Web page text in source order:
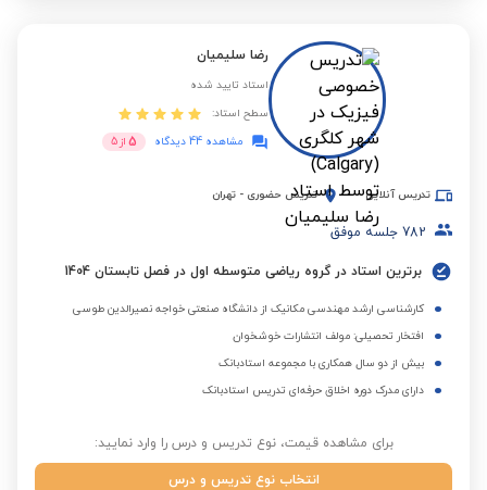
رضا سلیمیان
استاد تایید شده
سطح استاد:
مشاهده 44 دیدگاه
5 از 5
تدریس آنلاین تدریس حضوری - تهران
782 جلسه موفق
برترین استاد در گروه ریاضی متوسطه اول در فصل تابستان 1404
کارشناسی ارشد مهندسی مکانیک از دانشگاه صنعتی خواجه نصیرالدین طوسی
افتخار تحصیلی: مولف انتشارات خوشخوان
بیش از دو سال همکاری با مجموعه استادبانک
دارای مدرک دوره اخلاق حرفه‌ای تدریس استادبانک
برای مشاهده قیمت، نوع تدریس و درس را وارد نمایید:
انتخاب نوع تدریس و درس